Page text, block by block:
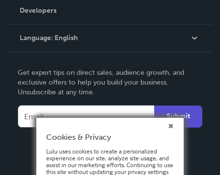
Podcast
Order Lookup
Knowledge Base
Contact Support
Developers
Language: English
Deutsch
Français
Español
Get expert tips on direct sales, audience growth, and
exclusive offers to help you build your business.
Unsubscribe at any time.
Submit
Cookies & Privacy
Lulu uses cookies to create a personalized
experience on our site, analyze site usage, and
assist in our marketing efforts. Continuing to use
this site without updating your privacy settings